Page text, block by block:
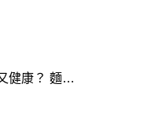
健康？ 麵…